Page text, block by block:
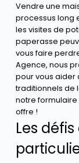
Vendre une
processus long
les visites de
paperasse
vous faire
Agence, nous
pour vous aider
traditionnels de
notre
offre !
Les